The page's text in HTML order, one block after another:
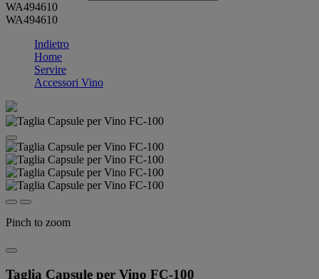
WA494610
WA494610
Indietro
Home
Servire
Accessori Vino
Pinch to zoom
Taglia Capsule per Vino FC-100